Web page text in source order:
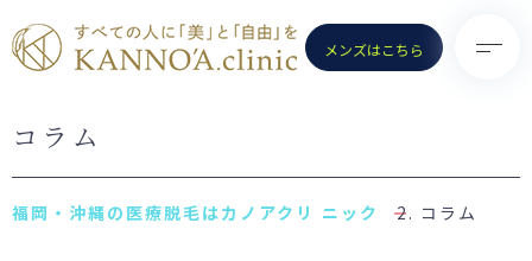
メンズはこちら
TOP
- 医療脱毛（女性）
コラム
コラム